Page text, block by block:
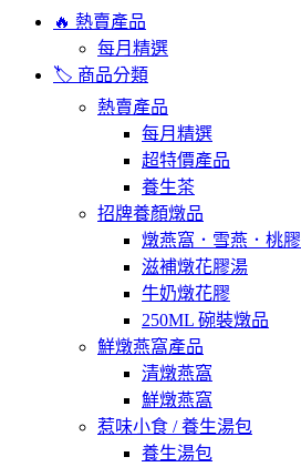
🔥 熱賣產品
每月精選
🏷️ 商品分類
熱賣產品
每月精選
超特價產品
養生茶
招牌養顏燉品
燉燕窩．雪燕．桃膠
滋補燉花膠湯
牛奶燉花膠
250ML 碗裝燉品
鮮燉燕窩產品
清燉燕窩
鮮燉燕窩
惹味小食 / 養生湯包
養生湯包